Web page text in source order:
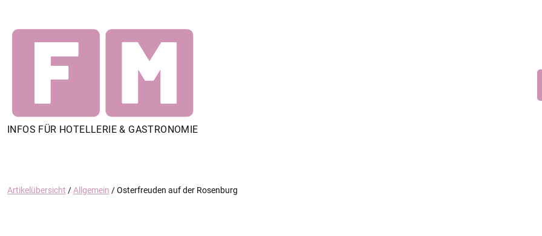
INFOS FÜR HOTELLERIE & GASTRONOMIE
Artikelübersicht /Allgemein /Osterfreuden auf der Rosenburg